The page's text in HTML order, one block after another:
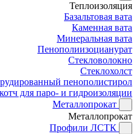
Теплоизоляция
Базальтовая вата
Каменная вата
Минеральная вата
Пенополиизоцианурат
Стекловолокно
Стеклохолст
пенополистирол
для паро- и гидроизоляции
Металлопрокат
Металлопрокат
Профили ЛСТК